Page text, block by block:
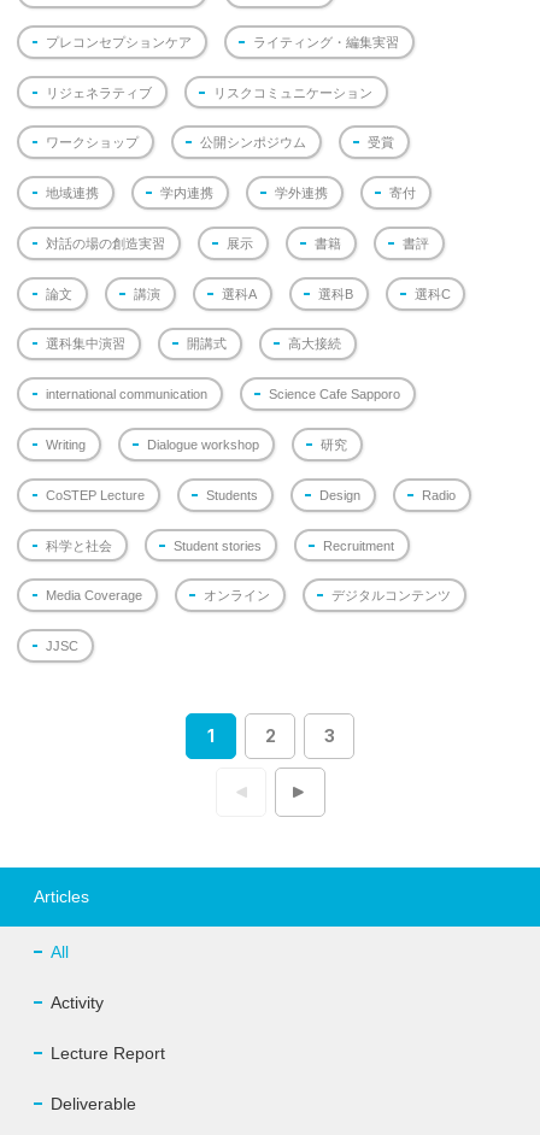
プレコンセプションケア ライティング・編集実習
リジェネラティブ リスクコミュニケーション
ワークショップ 公開シンポジウム 受賞
地域連携 学内連携 学外連携 寄付
対話の場の創造実習 展示 書籍 書評
論文 講演 選科A 選科B 選科C
選科集中演習 開講式 高大接続
international communication Science Cafe Sapporo
Writing Dialogue workshop 研究
CoSTEP Lecture Students Design Radio
科学と社会 Student stories Recruitment
Media Coverage オンライン デジタルコンテンツ
JJSC
投
ビ
シ
1 2 3
Articles
All
Activity
Lecture Report
Deliverable